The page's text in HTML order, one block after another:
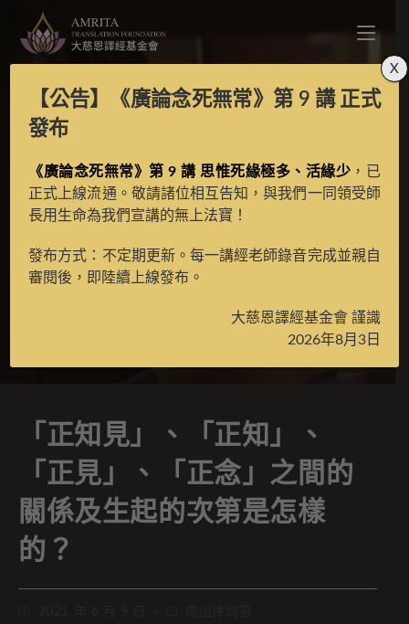
「正知見」、「正
知」、「正見」、「正
念」之間的關係及生起
的次第是怎樣的？
「正知見」、「正知」、
「正見」、「正念」之間的
關係及生起的次第是怎樣
的？
【公告】 《廣論念死無常》第 9 講正式
發布
《廣論念死無常》第 9 講 思惟死緣極多、活緣少 ，已
正式上線流通。敬請諸位相互告知，與我們一同領受師
長用生命為我們宣講的無上法寶！
發布方式：不定期更新。每一講經老師錄音完成並親自
審閱後，即陸續上線發布。
大慈恩譯經基金會 謹識
2026年8月3日
X